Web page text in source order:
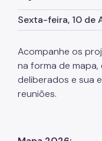
Sexta-feira, 10 de
Acompanhe os
na forma de
deliberados e sua
reuniões.